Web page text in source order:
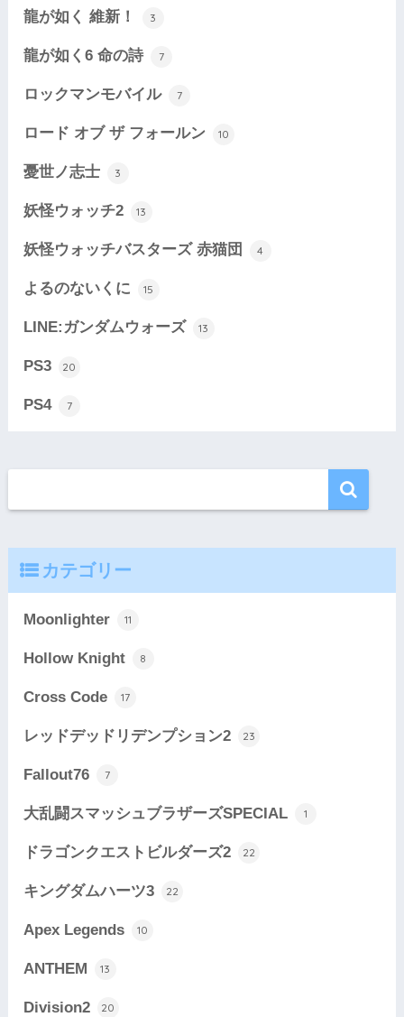
龍が如く 維新！ 3
龍が如く6 命の詩 7
ロックマンモバイル 7
ロード オブ ザ フォールン 10
憂世ノ志士 3
妖怪ウォッチ2 13
妖怪ウォッチバスターズ 赤猫団 4
よるのないくに 15
LINE:ガンダムウォーズ 13
PS3 20
PS4 7
カテゴリー
Moonlighter 11
Hollow Knight 8
Cross Code 17
レッドデッドリデンプション2 23
Fallout76 7
大乱闘スマッシュブラザーズSPECIAL 1
ドラゴンクエストビルダーズ2 22
キングダムハーツ3 22
Apex Legends 10
ANTHEM 13
Division2 20